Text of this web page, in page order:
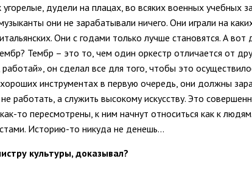
дудели на плацах, во всяких военных учебных
они не зарабатывали ничего. Они играли на
Они с годами только лучше становятся. А
Тембр – это то, чем один оркестр отличается от
он сделал все для того, чтобы это
инструментах в первую очередь, они должны
работать, а служить высокому искусству. Это
то пересмотрены, к ним начнут относиться как к
Историю-то никуда не денешь…
культуры, доказывал?